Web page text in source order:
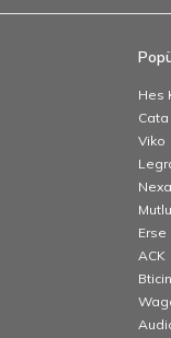
Hes
Cata
Viko
Erse
ACK